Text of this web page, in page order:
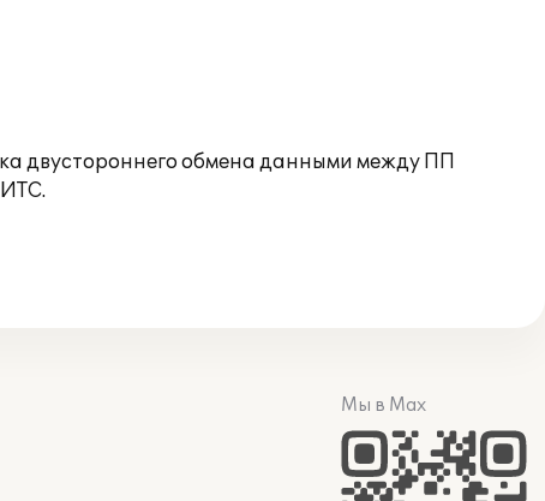
двустороннего обмена данными между ПП
ИТС.
Мы в Max